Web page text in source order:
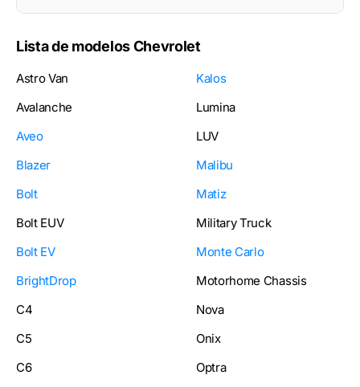
Lista de modelos Chevrolet
Astro Van
Avalanche
Aveo
Blazer
Bolt
Bolt EUV
Bolt EV
BrightDrop
C4
C5
C6
Kalos
Lumina
LUV
Malibu
Matiz
Military Truck
Monte Carlo
Motorhome Chassis
Nova
Onix
Optra